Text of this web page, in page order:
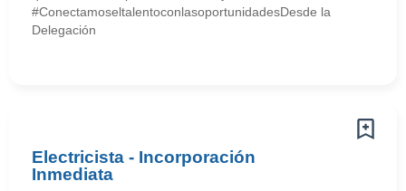
#ConectamoseltalentoconlasoportunidadesDesde la
Delegación
Electricista - Incorporación
Inmediata